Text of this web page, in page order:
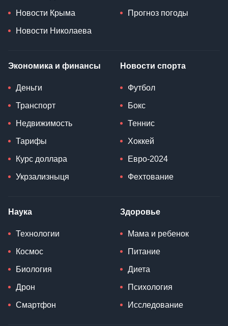
Новости Крыма
Новости Николаева
Прогноз погоды
Экономика и финансы
Деньги
Транспорт
Недвижимость
Тарифы
Курс доллара
Укрзализныця
Новости спорта
Футбол
Бокс
Теннис
Хоккей
Евро-2024
Фехтование
Наука
Технологии
Космос
Биология
Дрон
Смартфон
Здоровье
Мама и ребенок
Питание
Диета
Психология
Исследование